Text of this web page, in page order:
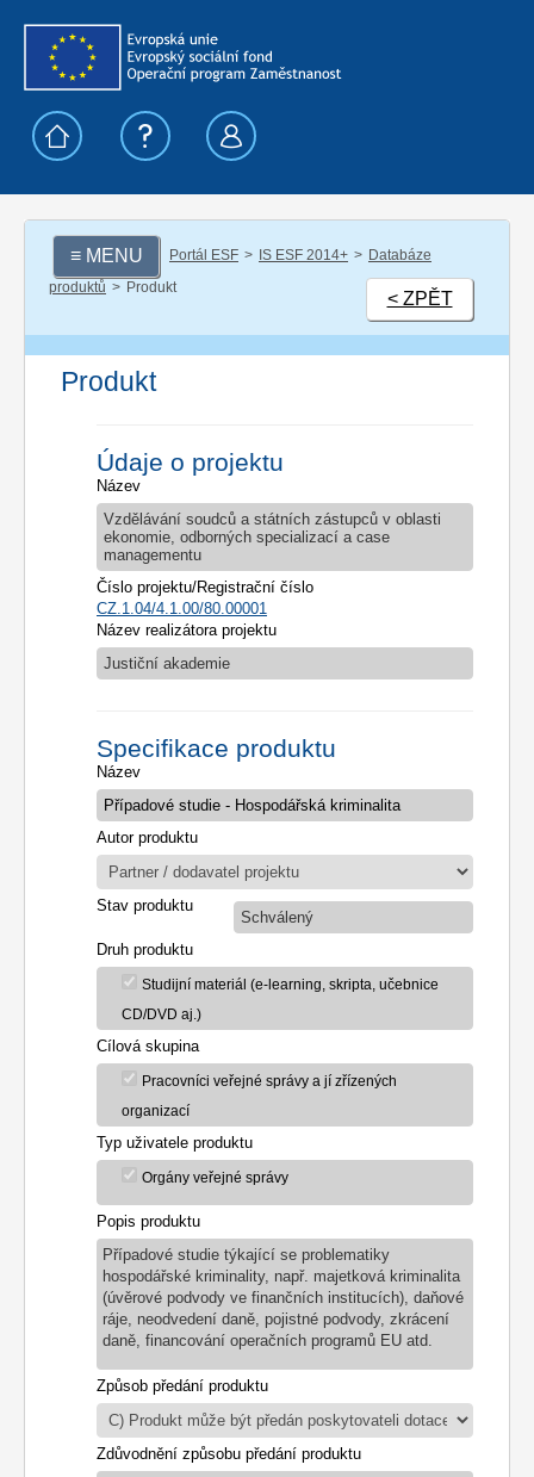
≡ MENU Portál ESF IS ESF 2014+
Databáze
produktů
Produkt
< ZPĚT
Produkt
Údaje o projektu
Název
Vzdělávání soudců a státních zástupců v oblasti
ekonomie, odborných specializací a case
managementu
Číslo projektu/Registrační číslo
CZ.1.04/4.1.00/80.00001
Název realizátora projektu
Justiční akademie
Specifikace produktu
Název
Autor produktu
Stav produktu
Schválený
Druh produktu
Studijní materiál (e-learning, skripta, učebnice
CD/DVD aj.)
Cílová skupina
Pracovníci veřejné správy a jí zřízených
organizací
Typ uživatele produktu
Orgány veřejné správy
Popis produktu
Případové studie týkající se problematiky
hospodářské kriminality, např. majetková kriminalita
(úvěrové podvody ve finančních institucích), daňové
ráje, neodvedení daně, pojistné podvody, zkrácení
daně, financování operačních programů EU atd.
Způsob předání produktu
Zdůvodnění způsobu předání produktu